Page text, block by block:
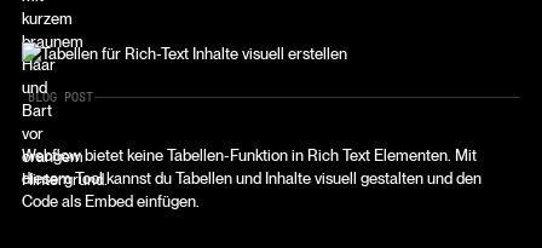
BLOG POST
Webflow bietet keine Tabellen-Funktion in Rich Text Elementen. Mit
diesem Tool kannst du Tabellen und Inhalte visuell gestalten und den
Code als Embed einfügen.